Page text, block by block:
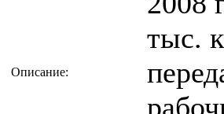
Описание:
тыс.